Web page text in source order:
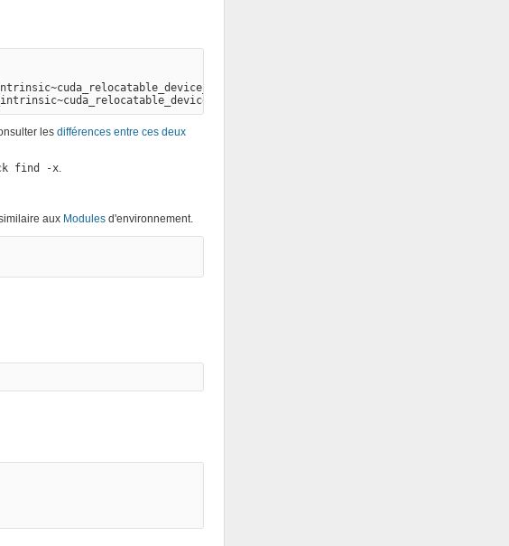
les différences entre ces deux
find -x.
aux Modules d'environnement.